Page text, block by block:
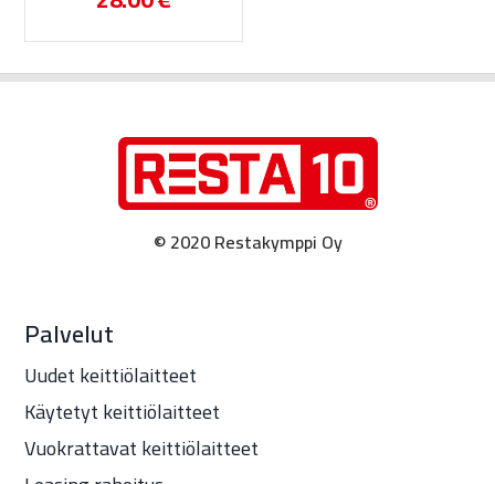
© 2020 Restakymppi Oy
Palvelut
Uudet keittiölaitteet
Käytetyt keittiölaitteet
Vuokrattavat keittiölaitteet